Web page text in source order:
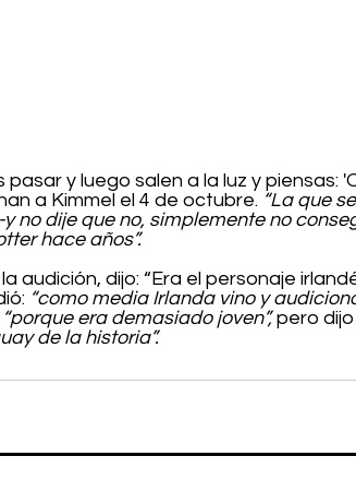
pasar y luego salen a la luz y piensas:
a Kimmel el 4 de octubre. “La que
no dije que no, simplemente no
hace años”.
audición, dijo: “Era el personaje
“como media Irlanda vino y
“porque era demasiado joven”, pero
de la historia”.